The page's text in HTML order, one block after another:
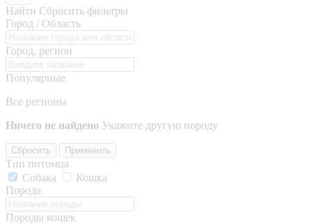
Найти Сбросить фильтры
Город / Область
Город, регион
Популярные
Все регионы
Ничего не найдено Укажите другую породу
Сбросить Применить
Тип питомца
Собака
Кошка
Порода
Породы кошек